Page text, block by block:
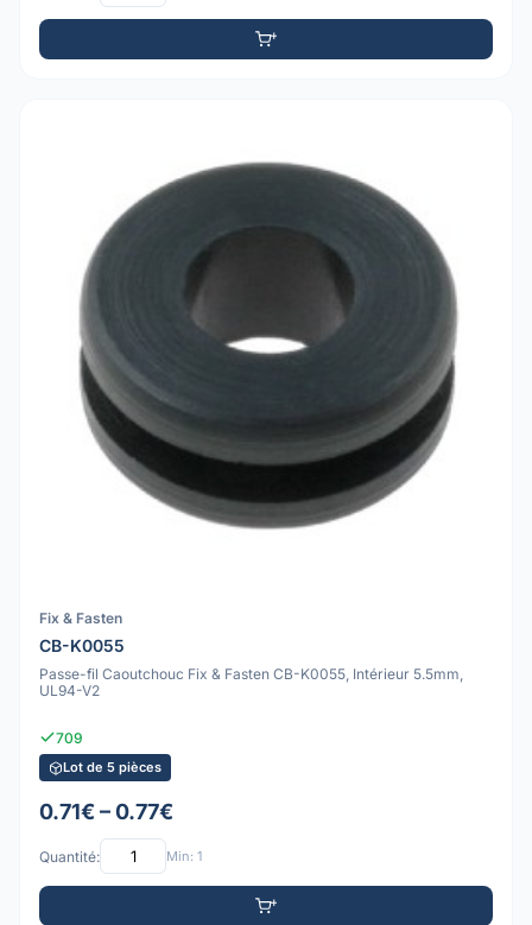
Fix & Fasten
CB-K0055
Passe-fil Caoutchouc Fix & Fasten CB-K0055, Intérieur 5.5mm,
UL94-V2
709
Lot de 5 pièces
0.71€ – 0.77€
Quantité: Min: 1